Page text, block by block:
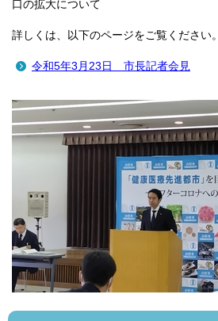
口の拡大について
詳しくは、以下のページをご覧ください。
令和5年3月23日 市長記者会見